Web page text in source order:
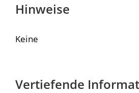
Hinweise
Keine
Vertiefende